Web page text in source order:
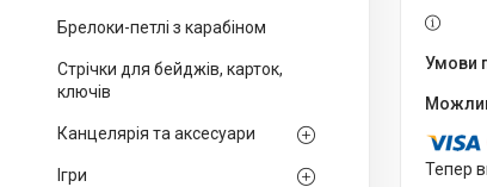
Брелоки-петлі з карабіном
Стрічки для бейджів, карток,
ключів
Канцелярія та аксесуари
Ігри
Тепер